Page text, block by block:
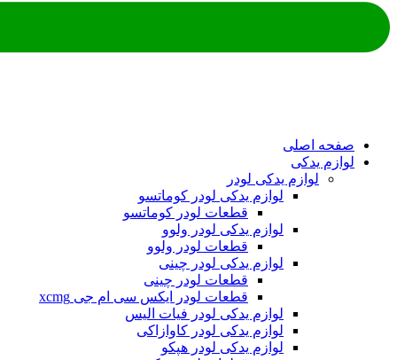
اصلی
یدکی
لوازم یدکی لودر
لوازم یدکی لودر کوماتسو
قطعات لودر کوماتسو
لوازم یدکی لودر ولوو
قطعات لودر ولوو
لوازم یدکی لودر چینی
قطعات لودر چینی
قطعات لودر ایکس سی ام جی xcmg
لوازم یدکی لودر فیات الیس
لوازم یدکی لودر کاوازاکی
لوازم یدکی لودر هپکو